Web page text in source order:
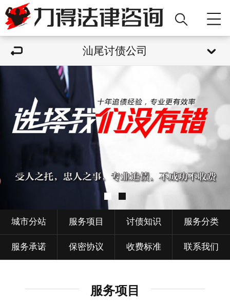
汕尾讨债公司
城市分站 服务项目 讨债知识 服务分类
服务承诺 保密协议 收费标准 联系我们
服务项目